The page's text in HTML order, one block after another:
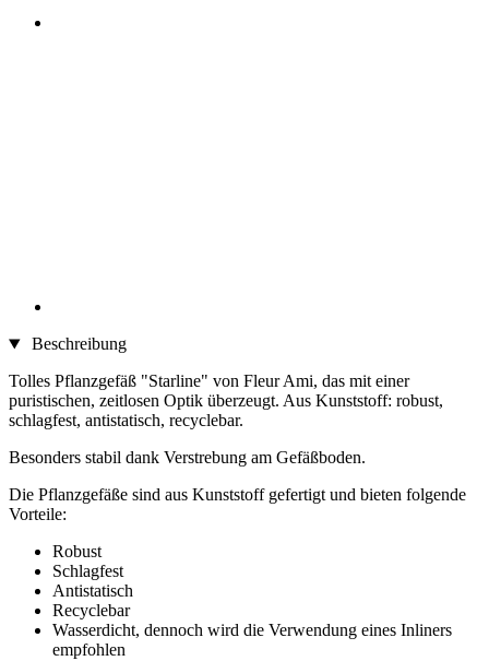
Beschreibung
Tolles Pflanzgefäß "Starline" von Fleur Ami, das mit einer
puristischen, zeitlosen Optik überzeugt. Aus Kunststoff: robust,
schlagfest, antistatisch, recyclebar.
Besonders stabil dank Verstrebung am Gefäßboden.
Die Pflanzgefäße sind aus Kunststoff gefertigt und bieten folgende
Vorteile:
Robust
Schlagfest
Antistatisch
Recyclebar
Wasserdicht, dennoch wird die Verwendung eines Inliners
empfohlen